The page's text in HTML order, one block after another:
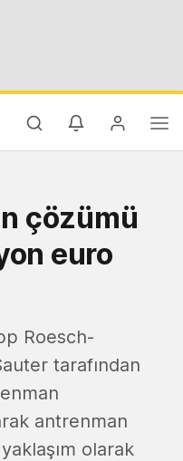
çözümü
euro
Roesch-
tarafından
antrenman
olarak